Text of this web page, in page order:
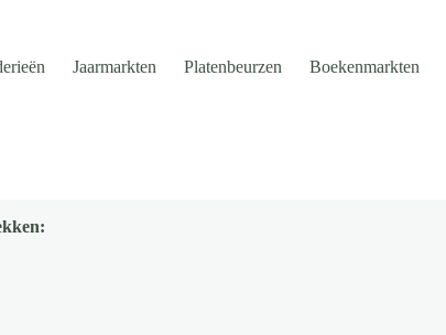
Jaarmarkten Platenbeurzen Boekenmarkten